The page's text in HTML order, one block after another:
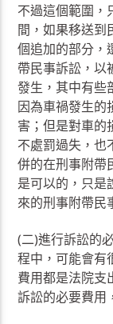
不過這個範圍，
間，如果移送到
個追加的部分，
帶民事訴訟，以
發生，其中有些
因為車禍發生的
害；但是對車的
不處罰過失，也
併的在刑事附帶
是可以的，只是
來的刑事附帶民
(二)進行訴訟的
程中，可能會有
費用都是法院支
訴訟的必要費用